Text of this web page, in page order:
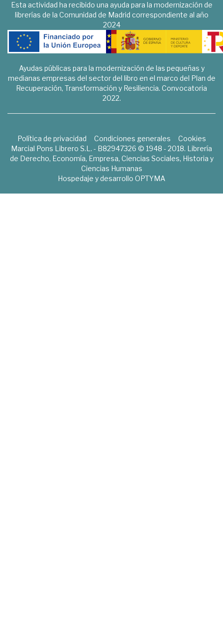
Esta actividad ha recibido una ayuda para la modernización de
librerías de la Comunidad de Madrid correspondiente al año
2024
Ayudas públicas para la modernización de las pequeñas y
medianas empresas del sector del libro en el marco del Plan de
Recuperación, Transformación y Resiliencia. Convocatoria
2022.
Política de privacidad Condiciones generales
Cookies
Marcial Pons Librero S.L. - B82947326 © 1948 - 2018. Librería
de Derecho, Economía, Empresa, Ciencias Sociales, Historia y
Ciencias Humanas
Hospedaje y desarrollo OPTYMA